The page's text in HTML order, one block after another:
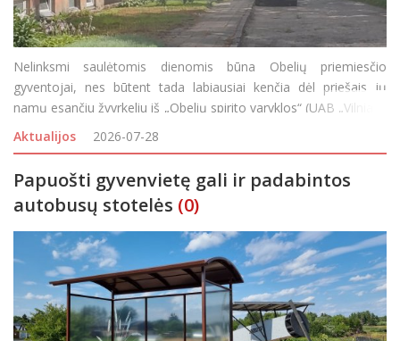
Nelinksmi saulėtomis dienomis būna Obelių priemiesčio
gyventojai, nes būtent tada labiausiai kenčia dėl priešais jų
namų esančiu žvyrkeliu iš „Obelių spirito varyklos“ (UAB „Vilniaus
degtinė“ filialo) važiuojančio sunkiasvorio transporto sukeliamų
dulkių. Anot g
Aktualijos 2026-07-28
Papuošti gyvenvietę gali ir padabintos
autobusų stotelės (0)